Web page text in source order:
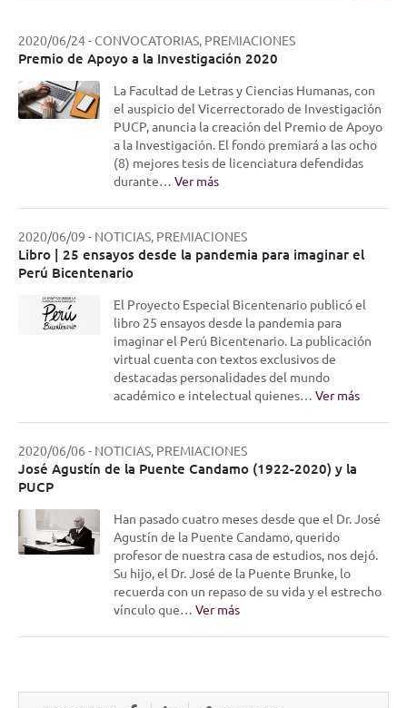
2020/06/24- CONVOCATORIAS, PREMIACIONES
Premio de Apoyo a la Investigación 2020
La Facultad de Letras y Ciencias Humanas, con
el auspicio del Vicerrectorado de Investigación
PUCP, anuncia la creación del Premio de Apoyo
a la Investigación. El fondo premiará a las ocho
(8) mejores tesis de licenciatura defendidas
durante… Ver más
2020/06/09 - NOTICIAS, PREMIACIONES
Libro | 25 ensayos desde la pandemia para imaginar el
Perú Bicentenario
El Proyecto Especial Bicentenario publicó el
libro 25 ensayos desde la pandemia para
imaginar el Perú Bicentenario. La publicación
virtual cuenta con textos exclusivos de
destacadas personalidades del mundo
académico e intelectual quienes… Ver más
2020/06/06 - NOTICIAS, PREMIACIONES
José Agustín de la Puente Candamo (1922-2020) y la
PUCP
Han pasado cuatro meses desde que el Dr. José
Agustín de la Puente Candamo, querido
profesor de nuestra casa de estudios, nos dejó.
Su hijo, el Dr. José de la Puente Brunke, lo
recuerda con un repaso de su vida y el estrecho
vínculo que… Ver más